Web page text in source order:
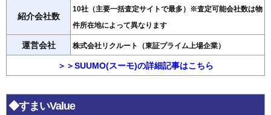
紹介会社数
10社（主要一括査定サイトで最多）※査定可能会社数は物
件所在地によって異なります
運営会社 株式会社リクルート（東証プライム上場企業）
＞＞SUUMO(スーモ)の詳細記事はこちら
◆すまいValue